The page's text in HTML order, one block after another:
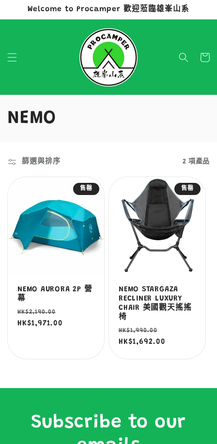
跳至內容
Welcome to Procamper 歡迎蒞臨雄峯山系
物
商
系
NEMO
篩選與排序 2 項產品
售罄
NEMO AURORA 2P 營
幕
定
價
HK$2,190.00
價
HK$1,971.00
售罄
NEMO STARGAZA
RECLINER LUXURY
CHAIR 美國觀天搖搖
椅
定
價
HK$1,990.00
價
HK$1,692.00
Subscribe to our